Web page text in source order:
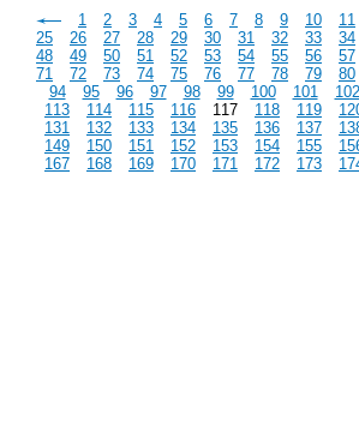
1
2 3 4 5 6 7 8 9 10 11
25
26 27 28 29 30 31 32 33 34
48
49 50 51 52 53 54 55 56 57
71
72 73 74 75 76 77 78 79 80
94
95 96 97 98 99 100 101 102
113
114 115 116 117 118 119
131
132 133 134 135 136 137
149
150 151 152 153 154 155
167
168 169 170 171 172 173